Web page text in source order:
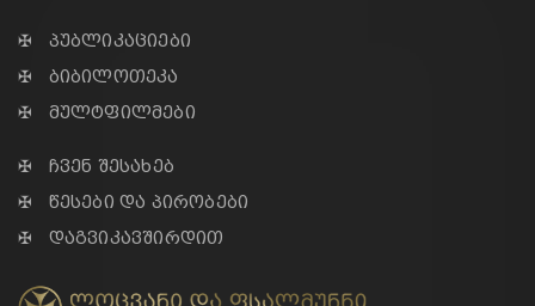
✠ პუბლიკაციები
✠ ბიბილოთეკა
✠ მულტფილმები
✠ ჩვენ შესახებ
✠ წესები და პირობები
✠ დაგვიკავშირდით